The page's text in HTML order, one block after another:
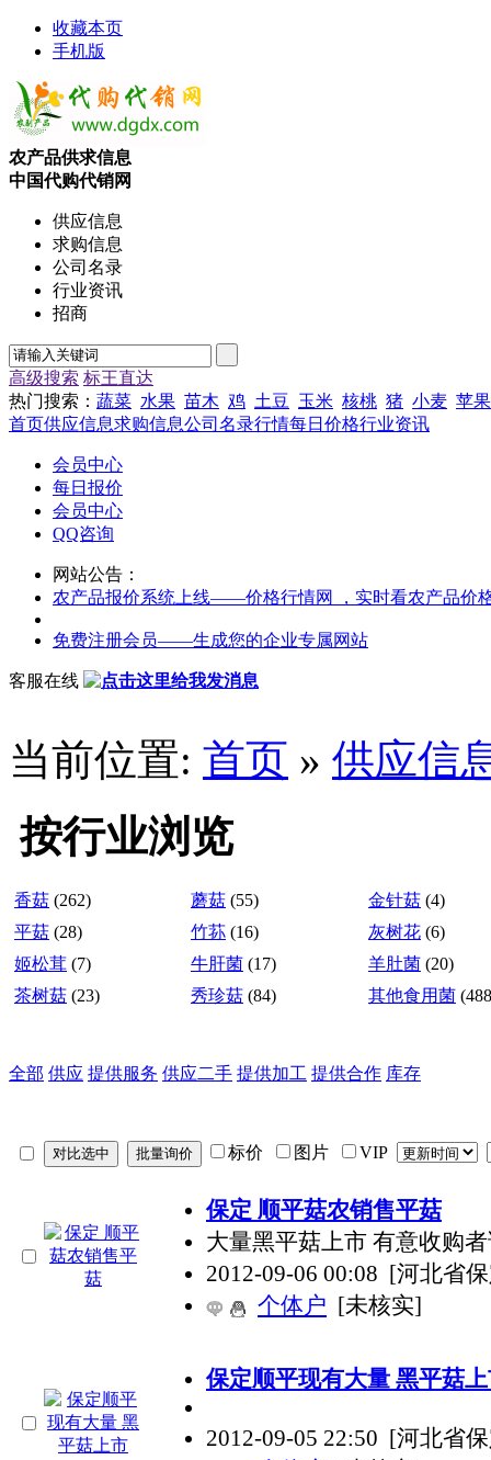
收藏本页
手机版
农产品供求信息
中国代购代销网
供应信息
求购信息
公司名录
行业资讯
招商
高级搜索 标王直达
热门搜索： 蔬菜 水果 苗木 鸡 土豆 玉米 核桃 猪 小麦 苹果
首页供应信息求购信息公司名录行情每日价格行业资讯
会员中心
每日报价
会员中心
QQ咨询
网站公告：
农产品报价系统上线——价格行情网 ，实时看农产品价
免费注册会员——生成您的企业专属网站
客服在线
当前位置: 首页 » 供应信
按行业浏览
香菇 (262) 蘑菇 (55) 金针菇 (4)
平菇 (28) 竹荪 (16) 灰树花 (6)
姬松茸 (7) 牛肝菌 (17) 羊肚菌 (20)
茶树菇 (23) 秀珍菇 (84) 其他食用菌
全部 供应 提供服务 供应二手 提供加工 提供合作 库存
标价 图片 VIP
保定 顺平菇农销售平菇
大量黑平菇上市 有意收购
2012-09-06 00:08 [河北省
个体户 [未核实]
保定顺平现有大量 黑平菇
2012-09-05 22:50 [河北省